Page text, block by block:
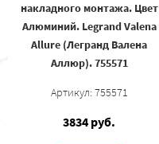
накладного монтажа. Цвет
Алюминий. Legrand Valena
Allure (Легранд Валена
Аллюр). 755571
Артикул: 755571
3834 руб.